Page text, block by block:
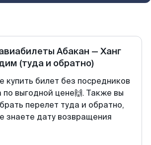
Абакан — Ханг
(туда и обратно)
купить билет без посредников
по выгодной цене🙌. Также вы
перелет туда и обратно,
знаете дату возвращения